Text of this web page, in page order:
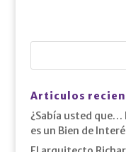
Articulos
¿Sabía usted que…
es un Bien de